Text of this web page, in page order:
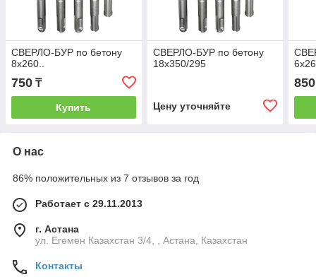
СВЕРЛО-БУР по бетону
8х260..
750 ₸
Купить
СВЕРЛО-БУР по бетону
18х350/295
Цену уточняйте
850
О нас
86% положительных из 7 отзывов за год
Работает с 29.11.2013
г. Астана
ул. Егемен Казахстан 3/4, , Астана, Казахстан
Контакты